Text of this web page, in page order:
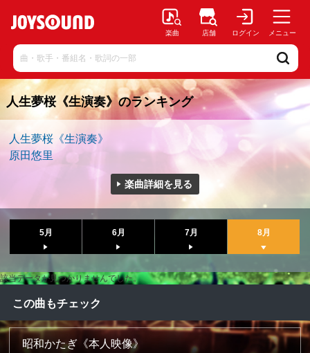
楽曲 店舗 ログイン メニュー
人生夢桜《生演奏》のランキング
人生夢桜《生演奏》
原田悠里
楽曲詳細を見る
5月 6月 7月 8月
該当データが見つかりませんでした。
この曲もチェック
昭和かたぎ《本人映像》